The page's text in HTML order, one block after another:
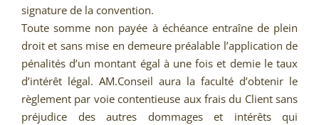
signature de la convention.
Toute somme non payée à échéance entraîne de plein
droit et sans mise en demeure préalable l’application de
pénalités d’un montant égal à une fois et demie le taux
d’intérêt légal. AM.Conseil aura la faculté d’obtenir le
règlement par voie contentieuse aux frais du Client sans
préjudice des autres dommages et intérêts qui